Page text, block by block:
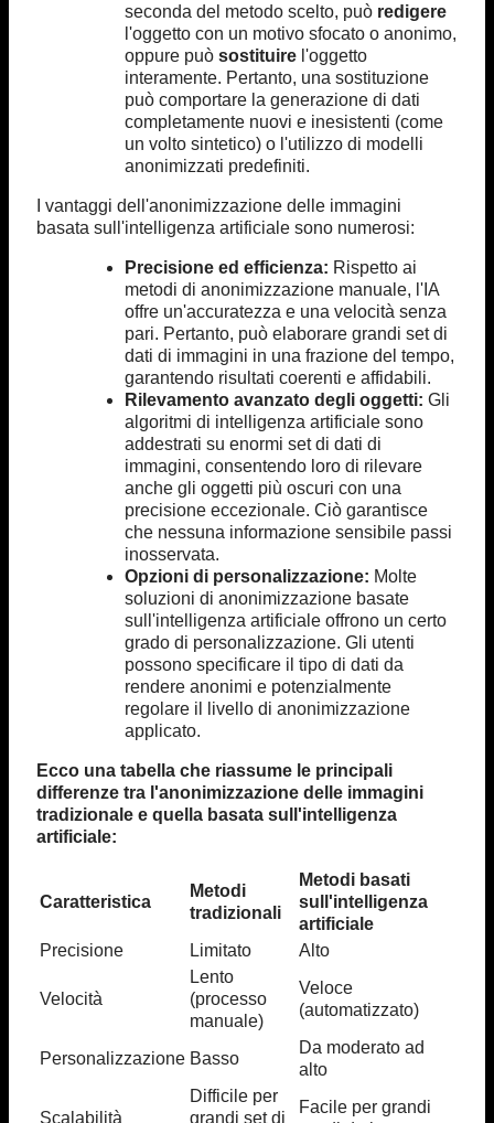
seconda del metodo scelto, può redigere
l'oggetto con un motivo sfocato o anonimo,
oppure può sostituire l'oggetto
interamente. Pertanto, una sostituzione
può comportare la generazione di dati
completamente nuovi e inesistenti (come
un volto sintetico) o l'utilizzo di modelli
anonimizzati predefiniti.
I vantaggi dell'anonimizzazione delle immagini
basata sull'intelligenza artificiale sono numerosi:
Precisione ed efficienza: Rispetto ai
metodi di anonimizzazione manuale, l'IA
offre un'accuratezza e una velocità senza
pari. Pertanto, può elaborare grandi set di
dati di immagini in una frazione del tempo,
garantendo risultati coerenti e affidabili.
Rilevamento avanzato degli oggetti: Gli
algoritmi di intelligenza artificiale sono
addestrati su enormi set di dati di
immagini, consentendo loro di rilevare
anche gli oggetti più oscuri con una
precisione eccezionale. Ciò garantisce
che nessuna informazione sensibile passi
inosservata.
Opzioni di personalizzazione: Molte
soluzioni di anonimizzazione basate
sull'intelligenza artificiale offrono un certo
grado di personalizzazione. Gli utenti
possono specificare il tipo di dati da
rendere anonimi e potenzialmente
regolare il livello di anonimizzazione
applicato.
Ecco una tabella che riassume le principali
differenze tra l'anonimizzazione delle immagini
tradizionale e quella basata sull'intelligenza
artificiale:
Caratteristica
Metodi
tradizionali
Metodi basati
sull'intelligenza
artificiale
Precisione
Limitato Alto
Velocità
Lento
(processo
manuale)
Veloce
(automatizzato)
Personalizzazione Basso
Da moderato ad
alto
Scalabilità
Difficile per
grandi set di
Facile per grandi